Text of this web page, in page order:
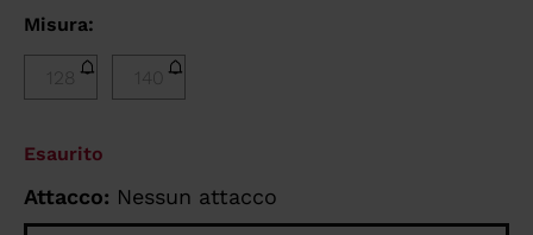
Misura:
128 140
Esaurito
Attacco: Nessun attacco